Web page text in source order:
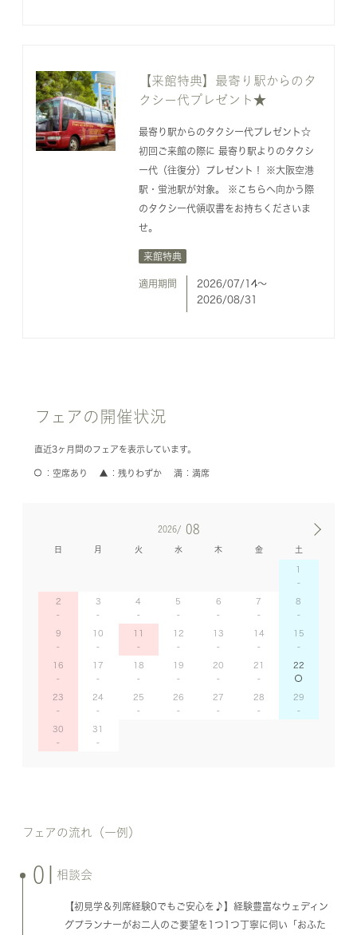
【来館特典】最寄り駅からのタ
クシー代プレゼント★
最寄り駅からのタクシー代プレゼント☆
初回ご来館の際に 最寄り駅よりのタクシ
ー代（往復分）プレゼント！ ※大阪空港
駅・蛍池駅が対象。 ※こちらへ向かう際
のタクシー代領収書をお持ちくださいま
せ。
来館特典
適用期間
2026/07/14〜
2026/08/31
フェアの開催状況
直近3ヶ月間のフェアを表示しています。
空席あり 残りわずか 満席
2026/ 08
日 月 火 水 木 金 土
1
2 3 4 5 6 7 8
9 10 11 12 13 14 15
16 17 18 19 20 21 22
23 24 25 26 27 28 29
30 31
フェアの流れ（一例）
01 相談会
【初見学＆列席経験0でもご安心を♪】経験豊富なウェディン
グプランナーがお二人のご要望を1つ1つ丁寧に伺い「おふた